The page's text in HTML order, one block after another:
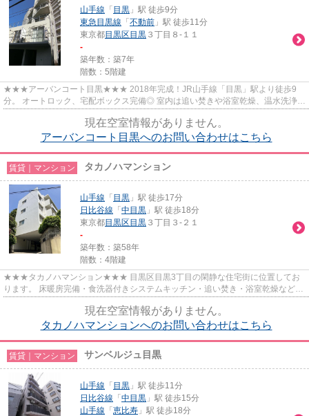
山手線 「 目黒 」駅 徒歩9分
東急目黒線 「 不動前 」駅 徒歩11分
東京都目黒区 目黒 ３丁目８-１１
-
築年数：築7年
階数：5階建
★★★アーバンコート目黒★★★ 2018年完成！JR山手線「目黒」駅より徒歩9
分。 オートロック、宅配ボックス完備◎ 室内は追い焚きや浴室乾燥、温水洗浄便
現在空室情報がありません。
アーバンコート目黒へのお問い合わせはこちら
賃貸｜マンション タカノハマンション
山手線 「 目黒 」駅 徒歩17分
日比谷線 「 中目黒 」駅 徒歩18分
東京都目黒区 目黒 ３丁目３-２１
-
築年数：築58年
階数：4階建
★★★タカノハマンション★★★ 目黒区目黒3丁目の閑静な住宅街に位置してお
ります。 床暖房完備・食洗器付きシステムキッチン・追い焚き・浴室乾燥などの
現在空室情報がありません。
タカノハマンションへのお問い合わせはこちら
賃貸｜マンション サンベルジュ目黒
山手線 「 目黒 」駅 徒歩11分
日比谷線 「 中目黒 」駅 徒歩15分
山手線 「 恵比寿 」駅 徒歩18分